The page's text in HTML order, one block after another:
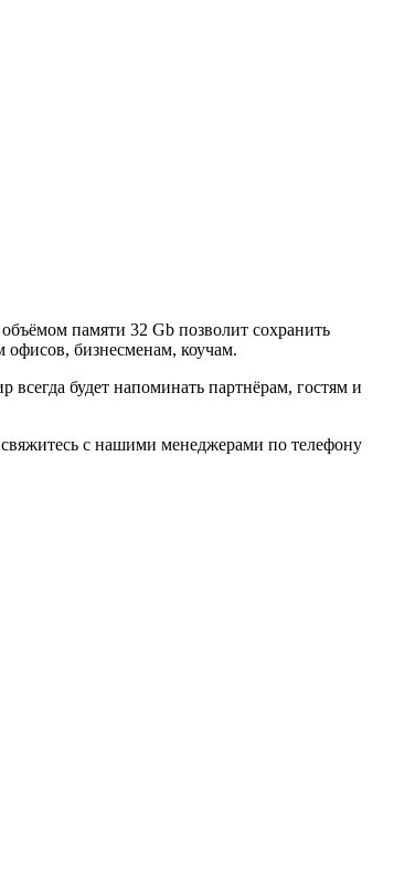
памяти 32 Gb позволит сохранить
бизнесменам, коучам.
будет напоминать партнёрам, гостям и
с нашими менеджерами по телефону